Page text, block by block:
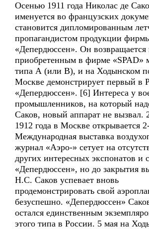
Осенью 1911 года Николас де
именуется во французских
становится дипломированным
пропагандистом продукции
«Депердюссен». Он возвращается
приобретенным в фирме «SPAD»
типа А (или В), и на Ходынском
Москве демонстрирует первый в
«Депердюссен». [6] Интереса у
промышленников, на который
Саков, новый аппарат не вызвал.
1912 года в Москве открывается
Международная выставка
журнал «Аэро-» сетует на
других интересных экспонатов и
«Депердюссен», но до закрытия
Н.С. Саков успевает вновь
продемонстрировать свой
безуспешно. «Депердюссен»
остался единственным
этого типа в России. 5 мая на